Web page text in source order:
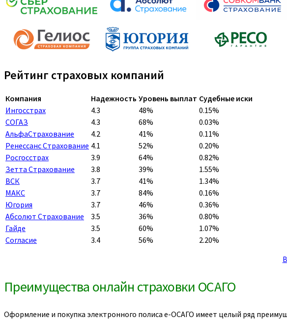
Рейтинг страховых компаний
Компания Надежность Уровень выплат Судебные иски
Ингосстрах
4.3 48%
0.15%
СОГАЗ
4.3 68%
0.03%
АльфаСтрахование
4.2 41%
0.11%
Ренессанс Страхование 4.1 52%
0.20%
Росгосстрах
3.9 64%
0.82%
Зетта Страхование
3.8 39%
1.55%
ВСК
3.7 41%
1.34%
МАКС
3.7 84%
0.16%
Югория
3.7 46%
0.36%
Абсолют Страхование
3.5 36%
0.80%
Гайде
3.5 60%
1.07%
Согласие
3.4 56%
2.20%
Преимущества онлайн страховки ОСАГО
Оформление и покупка электронного полиса е-ОСАГО имеет целый ряд